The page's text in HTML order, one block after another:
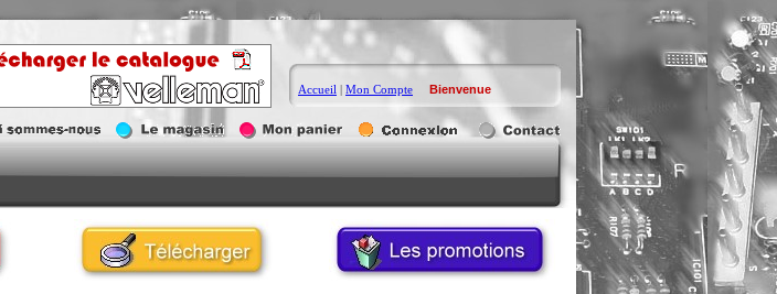
Accueil | Mon Compte Bienvenue